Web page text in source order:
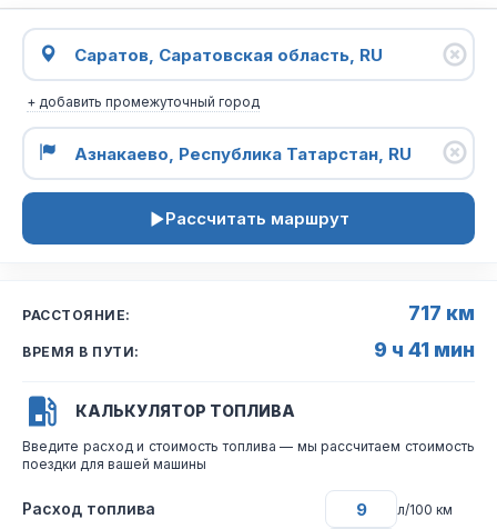
+ добавить промежуточный город
Рассчитать маршрут
РАССТОЯНИЕ: 717 км
ВРЕМЯ В ПУТИ: 9 ч 41 мин
КАЛЬКУЛЯТОР ТОПЛИВА
Введите расход и стоимость топлива — мы рассчитаем стоимость
поездки для вашей машины
Расход топлива л/100 км